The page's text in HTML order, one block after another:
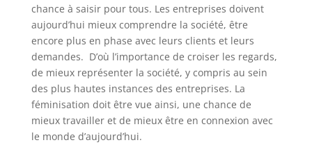
chance à saisir pour tous. Les entreprises doivent
aujourd’hui mieux comprendre la société, être
encore plus en phase avec leurs clients et leurs
demandes. D’où l’importance de croiser les regards,
de mieux représenter la société, y compris au sein
des plus hautes instances des entreprises. La
féminisation doit être vue ainsi, une chance de
mieux travailler et de mieux être en connexion avec
le monde d’aujourd’hui.